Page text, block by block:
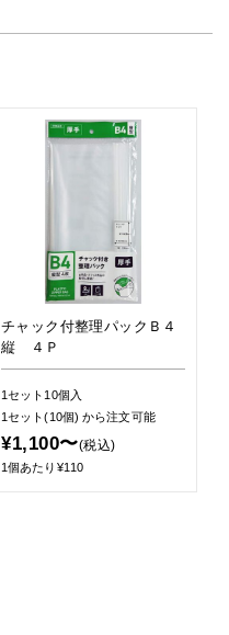
チャック付整理パックＢ４
縦 ４Ｐ
1セット10個入
1セット(10個)から注文可能
¥1,100〜(税込)
1個あたり¥110